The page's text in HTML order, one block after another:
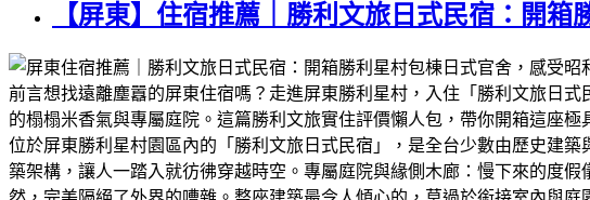
【屏東】住宿推薦｜勝利文旅日式民宿：開
前言想找遠離塵囂的屏東住宿嗎？走進屏東勝利星村，入住「勝利文旅日
的榻榻米香氣與專屬庭院。這篇勝利文旅實住評價懶人包，帶你開箱這座
位於屏東勝利星村園區內的「勝利文旅日式民宿」，是全台少數由歷史建
築架構，讓人一踏入就彷彿穿越時空。專屬庭院與緣側木廊：慢下來的度